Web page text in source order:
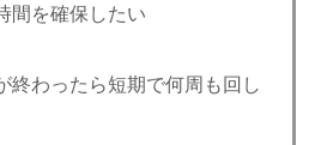
間を確保したい
終わったら短期で何周も回し